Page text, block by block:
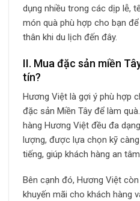
dụng nhiều trong các dịp lễ,
món quà phù hợp cho bạn
thân khi du lịch đến đây.
II. Mua đặc sản miền
tín?
Hương Việt là gợi ý phù hợp
đặc sản Miền Tây để làm
hàng Hương Việt đều đa
lượng, được lựa chọn kỹ
tiếng, giúp khách hàng an
Bên cạnh đó, Hương Việt
khuyến mãi cho khách hàng